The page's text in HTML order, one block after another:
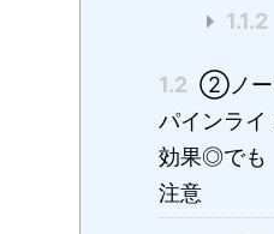
1.1.2
1.2 ②ノー
パインライ
効果◎でも
注意